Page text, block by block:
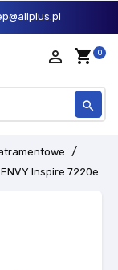
shopping_cart 0
person_outline
search
Inspire 7220e